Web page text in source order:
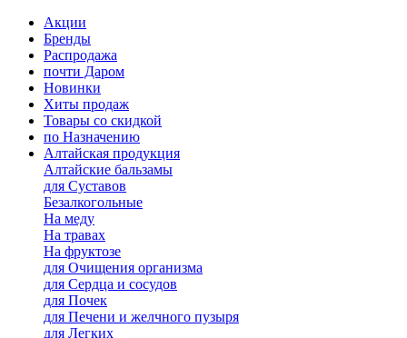
Акции
Бренды
Распродажа
почти Даром
Новинки
Хиты продаж
Товары со скидкой
по Назначению
Алтайская продукция
Алтайские бальзамы
для Суставов
Безалкогольные
На меду
На травах
На фруктозе
для Очищения организма
для Сердца и сосудов
для Почек
для Печени и желчного пузыря
для Легких